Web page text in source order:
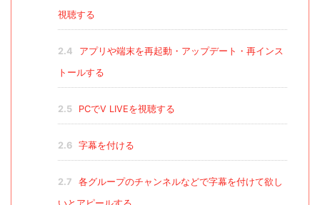
視聴する
2.4
アプリや端末を再起動・アップデート・再インス
トールする
2.5 PCでV LIVEを視聴する
2.6 字幕を付ける
2.7
各グループのチャンネルなどで字幕を付けて欲し